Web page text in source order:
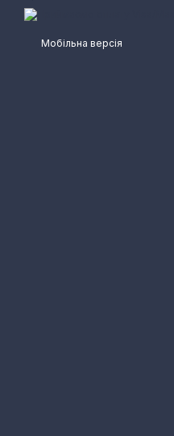
Мобільна версія